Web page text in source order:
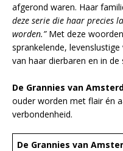
afgerond waren. Haar
deze serie die haar precies
worden.” Met deze
sprankelende,
van haar dierbaren en in
De Grannies van
ouder worden met flair én
verbondenheid.
De Grannies van